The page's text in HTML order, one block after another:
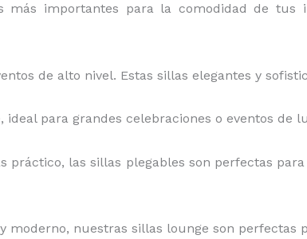
importantes para la comodidad de tus
de alto nivel. Estas sillas elegantes y
ideal para grandes celebraciones o eventos de
práctico, las sillas plegables son perfectas
moderno, nuestras sillas lounge son perfectas